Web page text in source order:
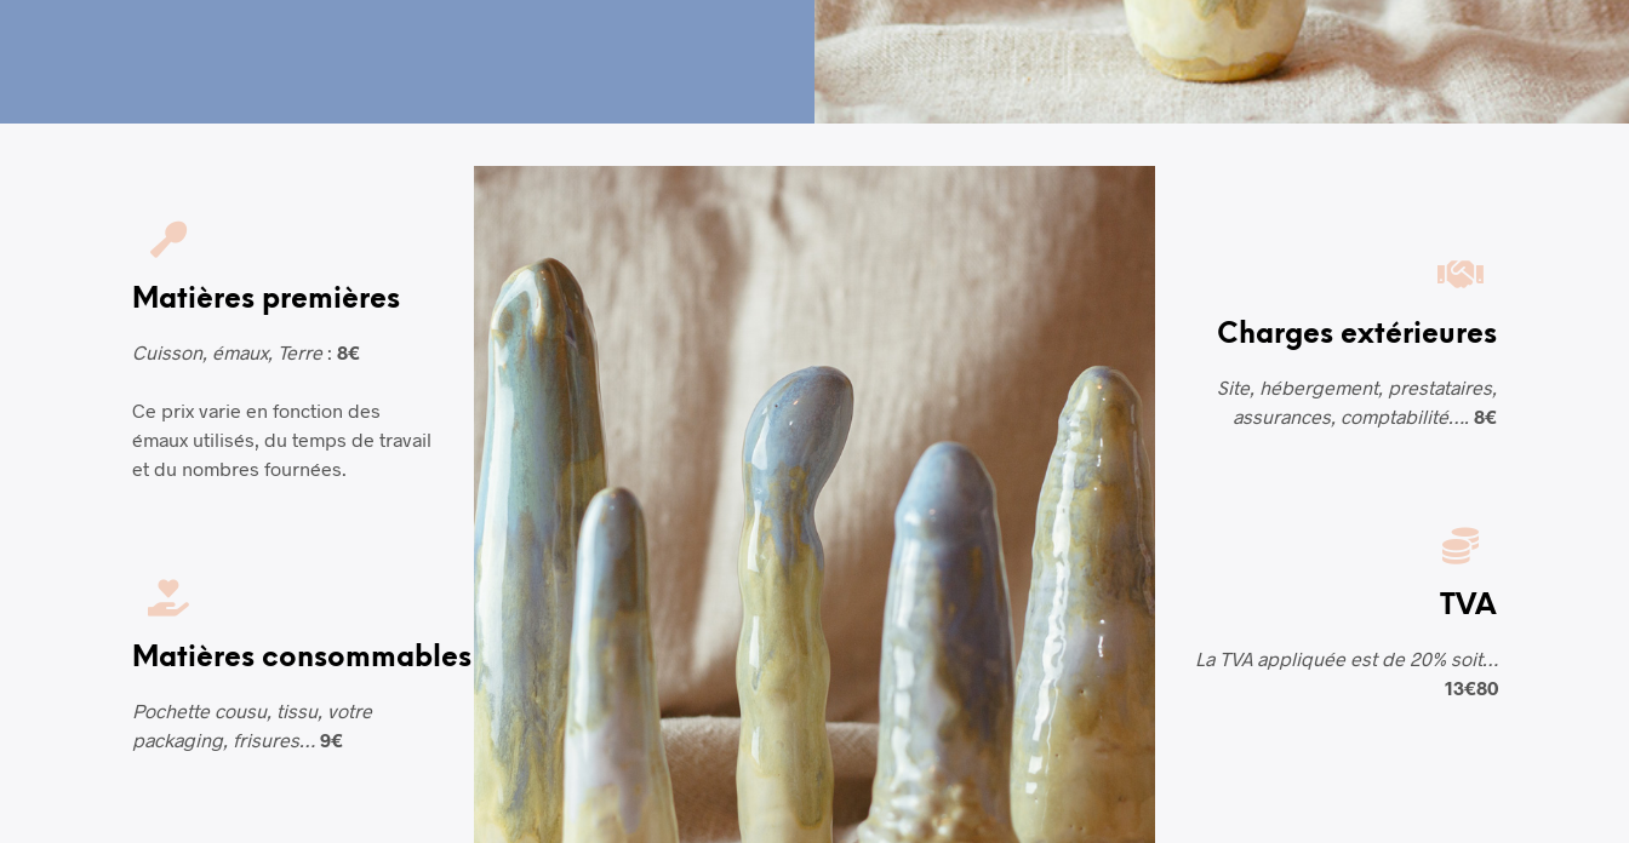
Matières premières
Cuisson, émaux, Terre:8€
Ce prix varie en fonction des
émaux utilisés, du temps de travail
et du nombres fournées.
Matières consommables
Pochette cousu, tissu, votre
packaging, frisures… 9€
Charges extérieures
Site, hébergement, prestataires,
assurances, comptabilité…. 8€
TVA
La TVA appliquée est de 20% soit…
13€80